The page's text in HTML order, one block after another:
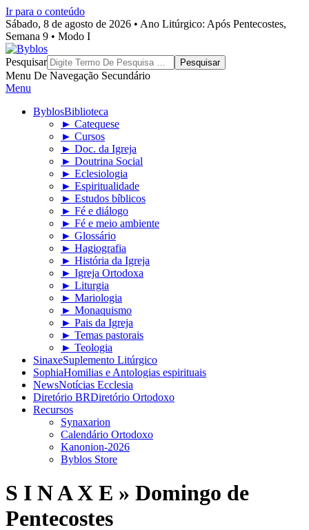
Ir para o conteúdo
Sábado, 8 de agosto de 2026 • Ano Litúrgico: Após Pentecostes,
Semana 9 • Modo I
Byblos
Pesquisar
Menu De Navegação Secundário
Menu
ByblosBiblioteca
► Catequese
► Cursos
► Doc. da Igreja
► Doutrina Social
► Eclesiologia
► Espiritualidade
► Estudos bíblicos
► Fé e diálogo
► Fé e meio ambiente
► Glossário
► Hagiografia
► História da Igreja
► Igreja Ortodoxa
► Liturgia
► Mariologia
► Monaquismo
► Pais da Igreja
► Temas pastorais
► Teologia
SinaxeSuplemento Litúrgico
SophiaHomilias e Antologias espirituais
NewsNotícias Ecclesia
Diretório BRDiretório Ortodoxo
Recursos
Synaxarion
Calendário Ortodoxo
Kanonion-2026
Byblos Store
S I N A X E » Domingo de
Pentecostes